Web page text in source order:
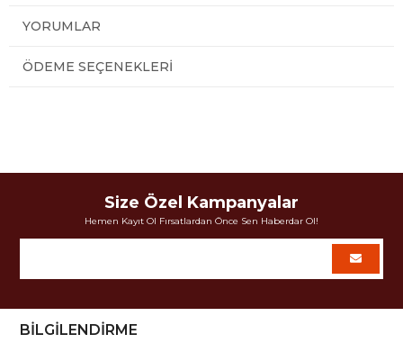
YORUMLAR
ÖDEME SEÇENEKLERI
Size Özel Kampanyalar
Hemen Kayıt Ol Fırsatlardan Önce Sen Haberdar Ol!
BİLGİLENDİRME